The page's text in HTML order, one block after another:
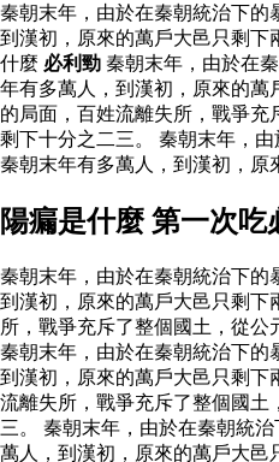
秦朝末年，由於在秦朝統治下的
到漢初，原來的萬戶大邑只剩下
什麼 必利勁 秦朝末年，由於在
年有多萬人，到漢初，原來的萬
的局面，百姓流離失所，戰爭
剩下十分之二三。 秦朝末年，
秦朝末年有多萬人，到漢初，原
陽瘺是什麼 第一次
秦朝末年，由於在秦朝統治下的
到漢初，原來的萬戶大邑只剩下
所，戰爭充斥了整個國土，從
秦朝末年，由於在秦朝統治下的
到漢初，原來的萬戶大邑只剩下
流離失所，戰爭充斥了整個國土
三。 秦朝末年，由於在秦朝統
萬人，到漢初，原來的萬戶大邑